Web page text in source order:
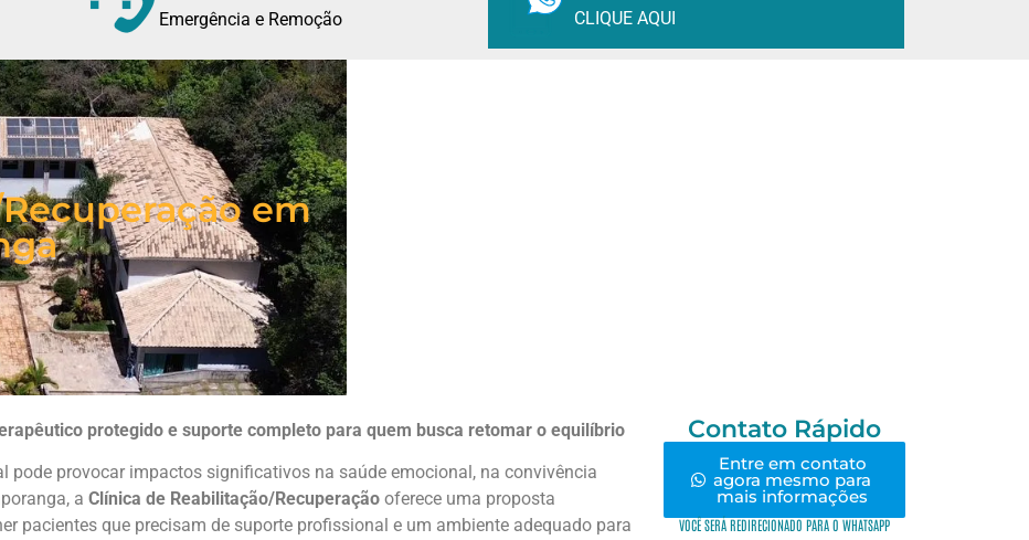
Emergência e Remoção CLIQUE AQUI
em
protegido e suporte completo para quem busca retomar o equilíbrio
pode provocar impactos significativos na saúde emocional, na convivência
a Clínica de Reabilitação/Recuperação oferece uma proposta
pacientes que precisam de suporte profissional e um ambiente adequado para
Contato Rápido
Entre em contato
agora mesmo para
mais informações
VOCÊ SERÁ REDIRECIONADO PARA O WHATSAPP